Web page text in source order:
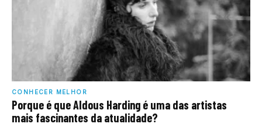
CONHECER MELHOR
Porque é que Aldous Harding é uma das artistas
mais fascinantes da atualidade?